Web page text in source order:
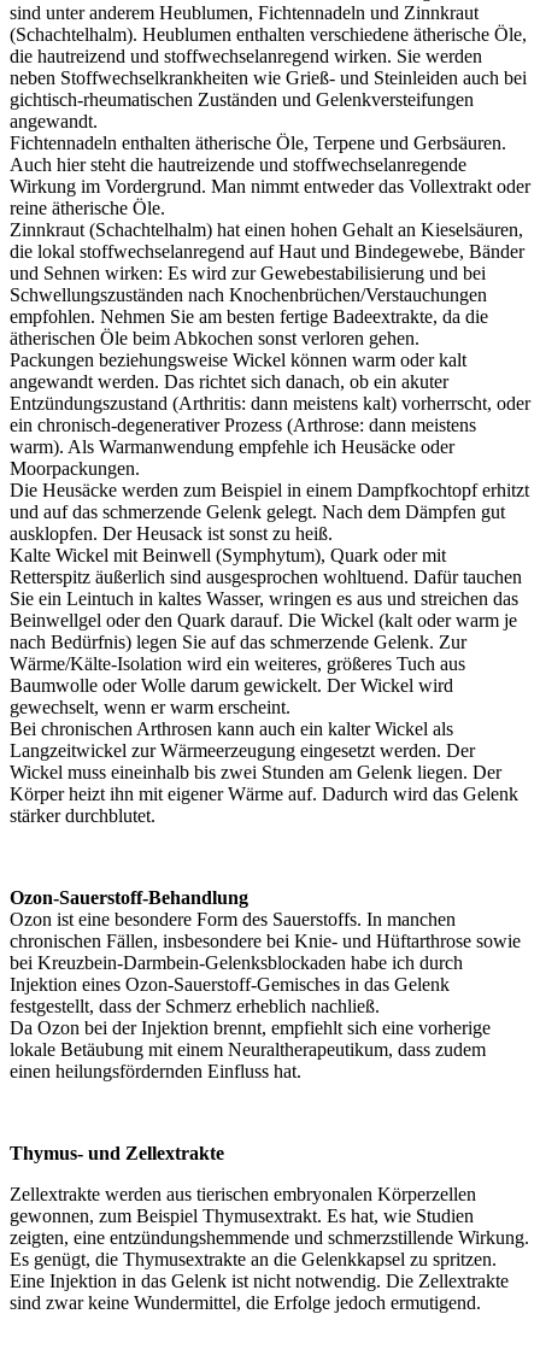
sind unter anderem Heublumen, Fichtennadeln und Zinnkraut
(Schachtelhalm). Heublumen enthalten verschiedene ätherische Öle,
die hautreizend und stoffwechselanregend wirken. Sie werden
neben Stoffwechselkrankheiten wie Grieß- und Steinleiden auch bei
gichtisch-rheumatischen Zuständen und Gelenkversteifungen
angewandt.
Fichtennadeln enthalten ätherische Öle, Terpene und Gerbsäuren.
Auch hier steht die hautreizende und stoffwechselanregende
Wirkung im Vordergrund. Man nimmt entweder das Vollextrakt oder
reine ätherische Öle.
Zinnkraut (Schachtelhalm) hat einen hohen Gehalt an Kieselsäuren,
die lokal stoffwechselanregend auf Haut und Bindegewebe, Bänder
und Sehnen wirken: Es wird zur Gewebestabilisierung und bei
Schwellungszuständen nach Knochenbrüchen/Verstauchungen
empfohlen. Nehmen Sie am besten fertige Badeextrakte, da die
ätherischen Öle beim Abkochen sonst verloren gehen.
Packungen beziehungsweise Wickel können warm oder kalt
angewandt werden. Das richtet sich danach, ob ein akuter
Entzündungszustand (Arthritis: dann meistens kalt) vorherrscht, oder
ein chronisch-degenerativer Prozess (Arthrose: dann meistens
warm). Als Warmanwendung empfehle ich Heusäcke oder
Moorpackungen.
Die Heusäcke werden zum Beispiel in einem Dampfkochtopf erhitzt
und auf das schmerzende Gelenk gelegt. Nach dem Dämpfen gut
ausklopfen. Der Heusack ist sonst zu heiß.
Kalte Wickel mit Beinwell (Symphytum), Quark oder mit
Retterspitz äußerlich sind ausgesprochen wohltuend. Dafür tauchen
Sie ein Leintuch in kaltes Wasser, wringen es aus und streichen das
Beinwellgel oder den Quark darauf. Die Wickel (kalt oder warm je
nach Bedürfnis) legen Sie auf das schmerzende Gelenk. Zur
Wärme/Kälte-Isolation wird ein weiteres, größeres Tuch aus
Baumwolle oder Wolle darum gewickelt. Der Wickel wird
gewechselt, wenn er warm erscheint.
Bei chronischen Arthrosen kann auch ein kalter Wickel als
Langzeitwickel zur Wärmeerzeugung eingesetzt werden. Der
Wickel muss eineinhalb bis zwei Stunden am Gelenk liegen. Der
Körper heizt ihn mit eigener Wärme auf. Dadurch wird das Gelenk
stärker durchblutet.
Ozon-Sauerstoff-Behandlung
Ozon ist eine besondere Form des Sauerstoffs. In manchen
chronischen Fällen, insbesondere bei Knie- und Hüftarthrose sowie
bei Kreuzbein-Darmbein-Gelenksblockaden habe ich durch
Injektion eines Ozon-Sauerstoff-Gemisches in das Gelenk
festgestellt, dass der Schmerz erheblich nachließ.
Da Ozon bei der Injektion brennt, empfiehlt sich eine vorherige
lokale Betäubung mit einem Neuraltherapeutikum, dass zudem
einen heilungsfördernden Einfluss hat.
Thymus- und Zellextrakte
Zellextrakte werden aus tierischen embryonalen Körperzellen
gewonnen, zum Beispiel Thymusextrakt. Es hat, wie Studien
zeigten, eine entzündungshemmende und schmerzstillende Wirkung.
Es genügt, die Thymusextrakte an die Gelenkkapsel zu spritzen.
Eine Injektion in das Gelenk ist nicht notwendig. Die Zellextrakte
sind zwar keine Wundermittel, die Erfolge jedoch ermutigend.